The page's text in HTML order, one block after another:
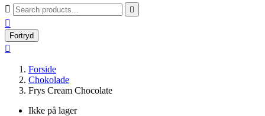
 

Fortryd

Forside
Chokolade
Frys Cream Chocolate
Ikke på lager